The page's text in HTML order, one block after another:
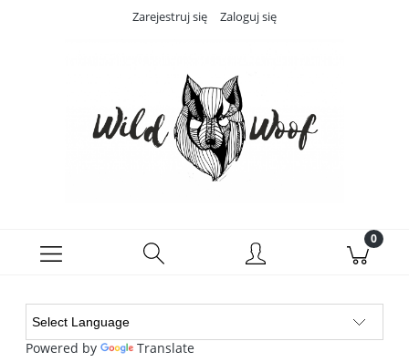
Zarejestruj się Zaloguj się
Powered by Translate